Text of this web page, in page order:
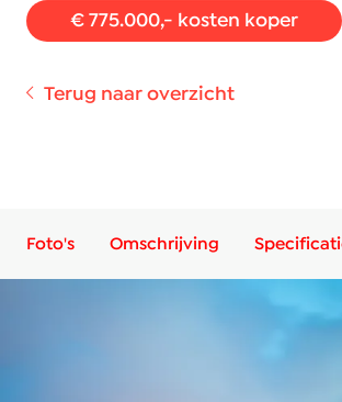
€ 775.000,- kosten koper
Terug naar overzicht
Foto's Omschrijving